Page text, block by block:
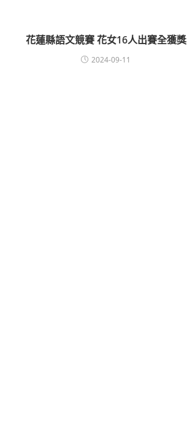
花蓮縣語文競賽 花女16人出賽全獲獎
2024-09-11